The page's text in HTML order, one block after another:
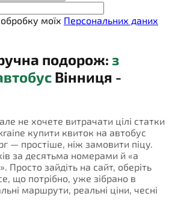
моїх Персональних даних
подорож: з
Вінниця -
не хочете витрачати цілі статки
купити квиток на автобус
— простіше, ніж замовити піцу.
за десятьма номерами й «а
Просто зайдіть на сайт, оберіть
що потрібно, уже зібрано в
маршрути, реальні ціни, чесні